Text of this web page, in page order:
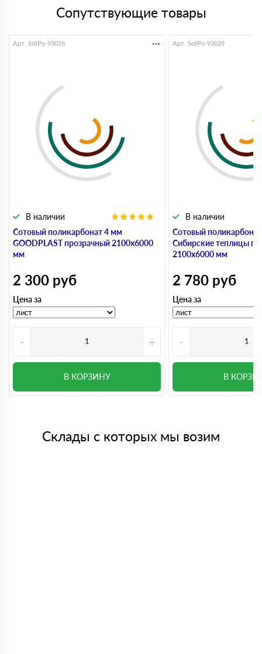
Сопутствующие товары
Сотовый поликарбонат 4 мм
GOODPLAST прозрачный 2100х6000
мм
В наличии
Арт. SotPo-93026
2 300 руб
Цена за
- +
В КОРЗИНУ
Сотовый
Сибирские теплицы
2100х6000 мм
В наличии
Арт. SotPo-93029
2 780 руб
Цена за
-
В
Склады с которых мы возим